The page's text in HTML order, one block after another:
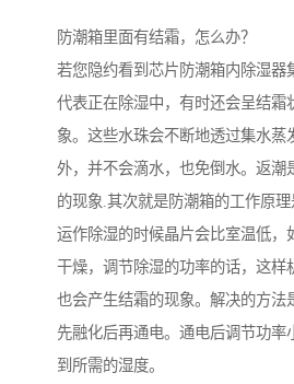
防潮箱里面有结霜，怎么办？
若您隐约看到芯片防潮箱内除湿器
代表正在除湿中，有时还会呈结霜
象。这些水珠会不断地透过集水蒸
外，并不会滴水，也免倒水。返潮
的现象.其次就是防潮箱的工作原
运作除湿的时候晶片会比室温低，
干燥，调节除湿的功率的话，这样
也会产生结霜的现象。解决的方法
先融化后再通电。通电后调节功率
到所需的湿度。